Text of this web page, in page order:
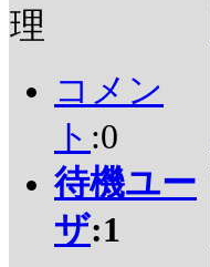
理
コメン
ト :0
待機ユー
ザ:1